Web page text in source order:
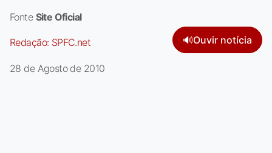
Fonte Site Oficial
Redação: SPFC.net 🔊Ouvir notícia
28 de Agosto de 2010